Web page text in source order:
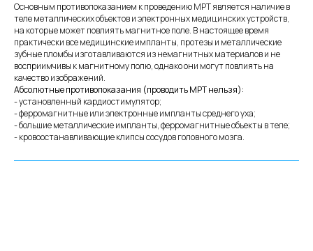
Основным противопоказанием к проведению МРТ является наличие в
теле металлических объектов и электронных медицинских устройств,
на которые может повлиять магнитное поле. В настоящее время
практически все медицинские импланты, протезы и металлические
зубные пломбы изготавливаются из немагнитных материалов и не
восприимчивы к магнитному полю, однако они могут повлиять на
качество изображений.
Абсолютные противопоказания (проводить МРТ нельзя):
- установленный кардиостимулятор;
- ферромагнитные или электронные импланты среднего уха;
- большие металлические импланты, ферромагнитные объекты в теле;
- кровоостанавливающие клипсы сосудов головного мозга.